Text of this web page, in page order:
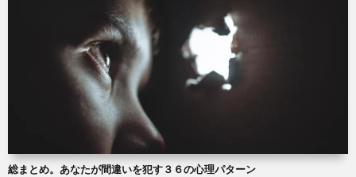
総まとめ。あなたが間違いを犯す３６の心理パターン